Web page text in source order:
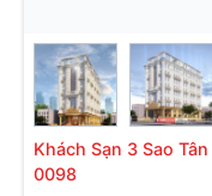
Khách Sạn 3 Sao
0098